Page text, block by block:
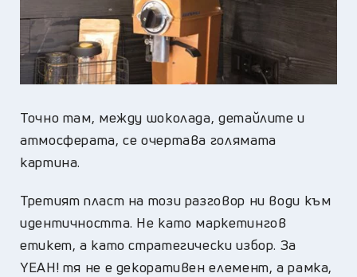
Точно там, между шоколада, детайлите и
атмосферата, се очертава голямата
картина.
Третият пласт на този разговор ни води към
идентичността. Не като маркетингов
етикет, а като стратегически избор. За
YEAH! тя не е декоративен елемент, а рамка,